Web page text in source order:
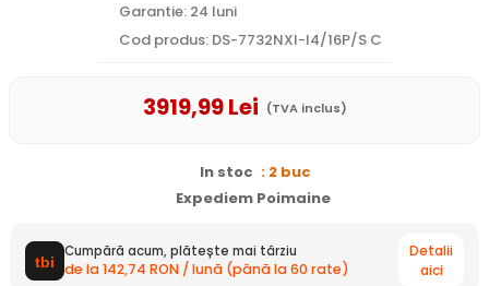
Garantie: 24 luni
Cod produs: DS-7732NXI-I4/16P/S C
3919,99Lei (TVA inclus)
In stoc : 2 buc
Expediem Poimaine
Cumpără acum, plătește mai târziu
de la 142,74 RON / lună (până la 60 rate)
Detalii
aici